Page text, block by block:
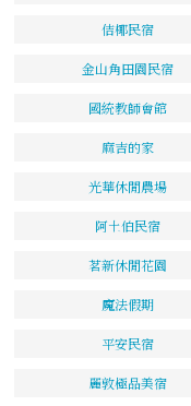
佶椰民宿
金山角田園民宿
國統教師會館
麻吉的家
光華休閒農場
阿土伯民宿
茗新休閒花園
魔法假期
平安民宿
麗敦極品美宿